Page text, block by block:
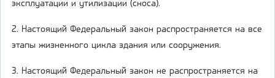
эксплуатации и утилизации (сноса).
2. Настоящий Федеральный закон распространяется на все
этапы жизненного цикла здания или сооружения.
3. Настоящий Федеральный закон не распространяется на